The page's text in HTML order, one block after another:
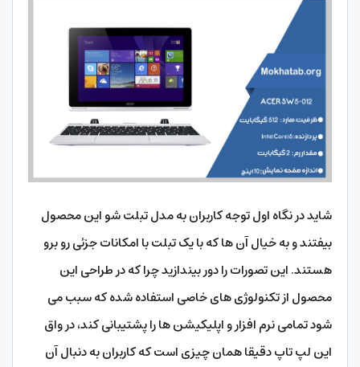
شاید در نگاه اول توجه کاربران به مدل تبلت شو این محصول
بیفتند و به خیال آن ها که با یک تبلت با امکانات جزئی رو برو
هستند. این تصورات را دور بیندازید چرا که در طراحی این
محصول از تکنولوژی های خاصی استفاده شده که سبب می
شود تمامی نرم افزار و اپلیکیشن ها را پشتیبانی کند، در واق
این لپ تاپ دقیقا همان چیزی است که کاربران به دنبال آن